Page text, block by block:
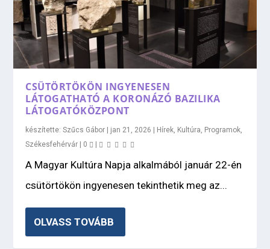
CSÜTÖRTÖKÖN INGYENESEN
LÁTOGATHATÓ A KORONÁZÓ BAZILIKA
LÁTOGATÓKÖZPONT
készítette:Szűcs Gábor | jan 21, 2026 | Hírek Kultúra Programok
Székesfehérvár | 0 |
A Magyar Kultúra Napja alkalmából január 22-én
csütörtökön ingyenesen tekinthetik meg az...
OLVASS TOVÁBB